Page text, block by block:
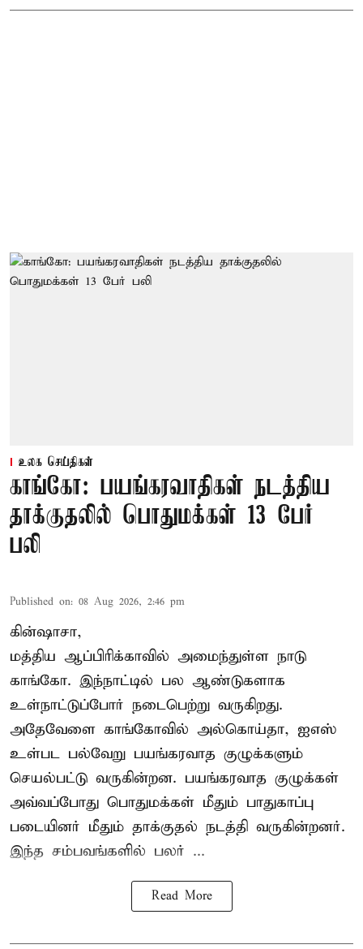
உலக செய்திகள்
காங்கோ: பயங்கரவாதிகள் நடத்திய
தாக்குதலில் பொதுமக்கள் 13 பேர்
பலி
Published on: 08 Aug 2026, 2:46 pm
கின்ஷாசா,
மத்திய ஆப்பிரிக்காவில் அமைந்துள்ள நாடு
காங்கோ. இந்நாட்டில் பல ஆண்டுகளாக
உள்நாட்டுப்போர் நடைபெற்று வருகிறது.
அதேவேளை காங்கோவில் அல்கொய்தா, ஐஎஸ்
உள்பட பல்வேறு பயங்கரவாத குழுக்களும்
செயல்பட்டு வருகின்றன. பயங்கரவாத குழுக்கள்
அவ்வப்போது பொதுமக்கள் மீதும் பாதுகாப்பு
படையினர் மீதும் தாக்குதல் நடத்தி வருகின்றனர்.
இந்த சம்பவங்களில் பலர் ...
Read More